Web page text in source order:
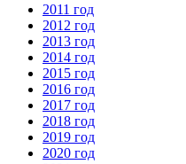
2011 год
2012 год
2013 год
2014 год
2015 год
2016 год
2017 год
2018 год
2019 год
2020 год